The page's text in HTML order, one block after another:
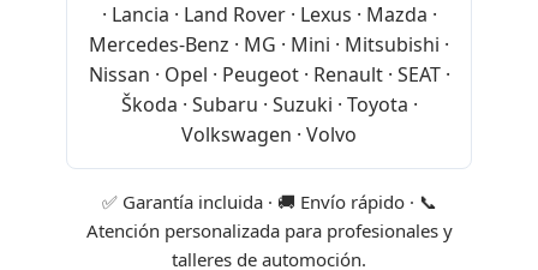
· Lancia · Land Rover · Lexus · Mazda ·
Mercedes-Benz · MG · Mini · Mitsubishi ·
Nissan · Opel · Peugeot · Renault · SEAT ·
Škoda · Subaru · Suzuki · Toyota ·
Volkswagen · Volvo
✅ Garantía incluida · 🚚 Envío rápido · 📞
Atención personalizada para profesionales y
talleres de automoción.